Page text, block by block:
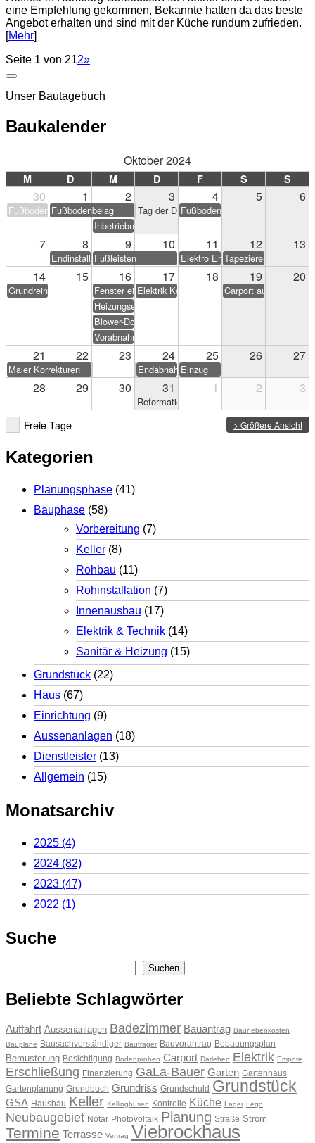
eine Empfehlung gekommen, Bekannte hatten da das beste
Angebot erhalten und sind mit der Küche rundum zufrieden.
[Mehr]
Seite 1 von 212»
Unser Bautagebuch
Baukalender
Oktober 2024
M D M D F S S
30 1 2 3 4 5 6
FußbodenbelagFußbodenbelag Tag der Deutschen Einheit
Fußbodenbelag
Inbetriebnahme PV-Anlage
7 8 9 10 11 12 13
Endinstallation Heizung/Sanitär
Fußleisten Elektro Endarbeiten
Tapezieren &
14 15 16 17 18 19 20
Grundreinigung Fenster einstellenElektrik Korrekturen
Carport aufstellen
Heizungseinweisung
Blower-Door-Test
Vorabnahme
21 22 23 24 25 26 27
Maler Korrekturen EndabnahmeEinzug
28 29 30 31 1 2 3
Reformationstag
> Größere Ansicht
Freie Tage
Kategorien
Planungsphase (41)
Bauphase (58)
Vorbereitung (7)
Keller (8)
Rohbau (11)
Rohinstallation (7)
Innenausbau (17)
Elektrik & Technik (14)
Sanitär & Heizung (15)
Grundstück (22)
Haus (67)
Einrichtung (9)
Aussenanlagen (18)
Dienstleister (13)
Allgemein (15)
Monatsarchiv
2025 (4)
2024 (82)
2023 (47)
2022 (1)
Suche
Suchen
Beliebte Schlagwörter
Auffahrt Aussenanlagen Badezimmer Bauantrag Baunebenkosten
Baupläne Bausachverständiger Bauträger Bauvorantrag Bebauungsplan
Bemusterung Besichtigung Bodenproben Carport Darlehen Elektrik Empore
Erschließung Finanzierung GaLa-Bauer Garten Gartenhaus
Gartenplanung Grundbuch Grundriss Grundschuld Grundstück
GSA Hausbau Keller Kellinghusen Kontrolle Küche Lager Lego
Neubaugebiet Notar Photovoltaik Planung Straße Strom
Termine Terrasse Vertrag Viebrockhaus